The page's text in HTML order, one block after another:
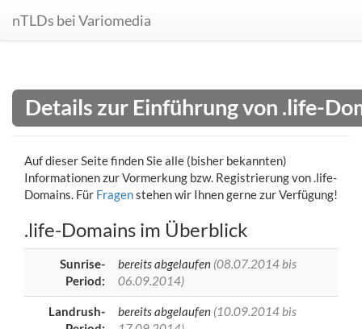
nTLDs bei Variomedia
Details zur Einführung von .life-
Auf dieser Seite finden Sie alle (bisher bekannten)
Informationen zur Vormerkung bzw. Registrierung von .life-
Domains. Für Fragenstehen wir Ihnen gerne zur Verfügung!
.life-Domains im Überblick
Sunrise-
Period:
bereits abgelaufen (08.07.2014 bis
06.09.2014)
Landrush-
bereits abgelaufen (10.09.2014 bis